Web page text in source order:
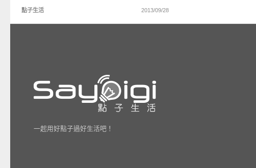
點子生活 2013/09/28
一起用好點子過好生活吧！